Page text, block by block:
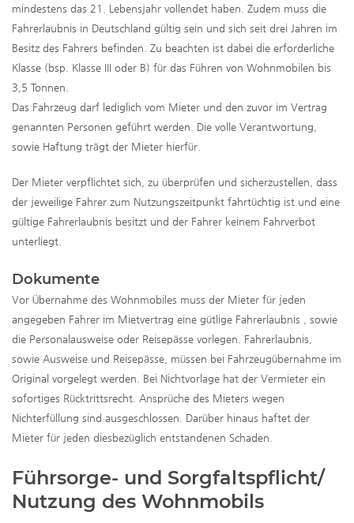
mindestens das 21. Lebensjahr vollendet haben. Zudem muss die
Fahrerlaubnis in Deutschland gültig sein und sich seit drei Jahren im
Besitz des Fahrers befinden. Zu beachten ist dabei die erforderliche
Klasse (bsp. Klasse III oder B) für das Führen von Wohnmobilen bis
3,5 Tonnen.
Das Fahrzeug darf lediglich vom Mieter und den zuvor im Vertrag
genannten Personen geführt werden. Die volle Verantwortung,
sowie Haftung trägt der Mieter hierfür.
Der Mieter verpflichtet sich, zu überprüfen und sicherzustellen, dass
der jeweilige Fahrer zum Nutzungszeitpunkt fahrtüchtig ist und eine
gültige Fahrerlaubnis besitzt und der Fahrer keinem Fahrverbot
unterliegt.
Dokumente
Vor Übernahme des Wohnmobiles muss der Mieter für jeden
angegeben Fahrer im Mietvertrag eine gütlige Fahrerlaubnis , sowie
die Personalausweise oder Reisepässe vorlegen. Fahrerlaubnis,
sowie Ausweise und Reisepässe, müssen bei Fahrzeugübernahme im
Original vorgelegt werden. Bei Nichtvorlage hat der Vermieter ein
sofortiges Rücktrittsrecht. Ansprüche des Mieters wegen
Nichterfüllung sind ausgeschlossen. Darüber hinaus haftet der
Mieter für jeden diesbezüglich entstandenen Schaden.
Führsorge- und Sorgfaltspflicht/
Nutzung des Wohnmobils